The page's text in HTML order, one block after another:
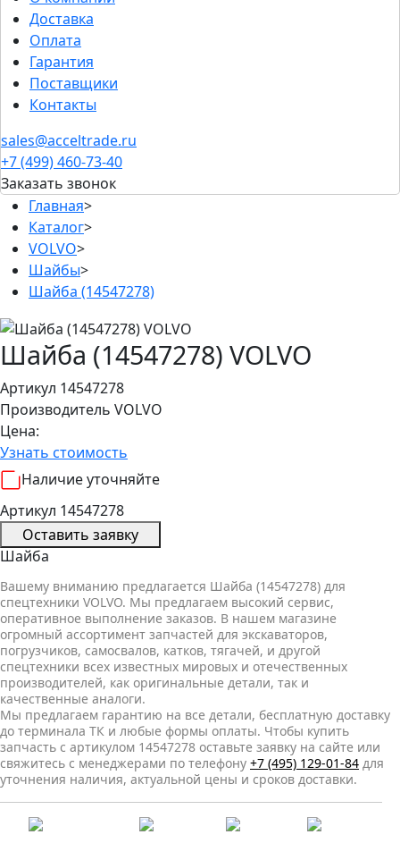
Доставка
Оплата
Гарантия
Поставщики
Контакты
sales@acceltrade.ru
+7 (499) 460-73-40
Заказать звонок
Главная>
Каталог>
VOLVO>
Шайбы>
Шайба (14547278)
Шайба (14547278) VOLVO
Артикул 14547278
Производитель VOLVO
Цена:
Узнать стоимость
Наличие уточняйте
Артикул 14547278
Оставить заявку
Шайба
Вашему вниманию предлагается Шайба (14547278) для
спецтехники VOLVO. Мы предлагаем высокий сервис,
оперативное выполнение заказов. В нашем магазине
огромный ассортимент запчастей для экскаваторов,
погрузчиков, самосвалов, катков, тягачей, и другой
спецтехники всех известных мировых и отечественных
производителей, как оригинальные детали, так и
качественные аналоги.
Мы предлагаем гарантию на все детали, бесплатную доставку
до терминала ТК и любые формы оплаты. Чтобы купить
запчасть с артикулом 14547278 оставьте заявку на сайте или
свяжитесь с менеджерами по телефону +7 (495) 129-01-84 для
уточнения наличия, актуальной цены и сроков доставки.